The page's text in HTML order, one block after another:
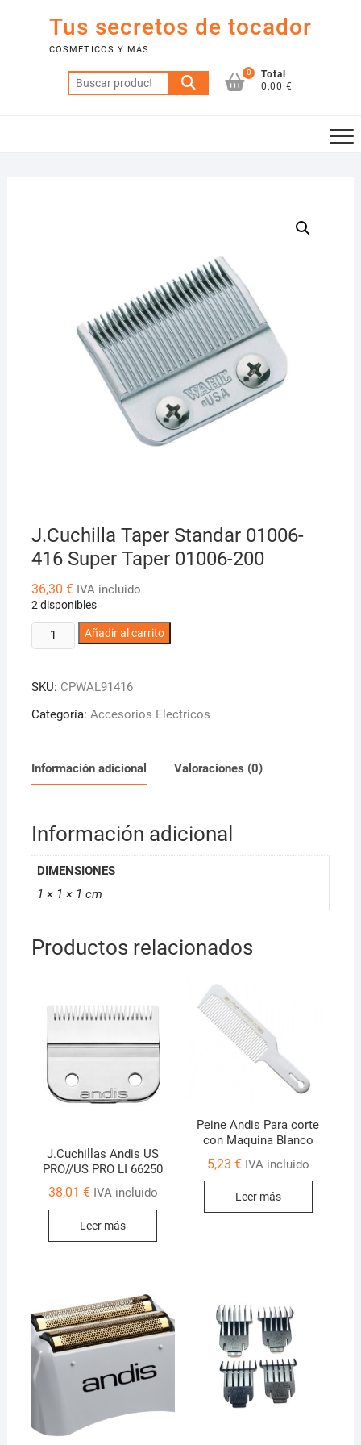
contenido
Tus secretos de tocador
COSMÉTICOS Y MÁS
Buscar
por:
0
Total
0,00 €
J.Cuchilla Taper Standar 01006-
416 Super Taper 01006-200
36,30 € IVA incluido
2 disponibles
J.Cuchilla
Taper
01006-
416
01006-
200
Añadir al carrito
SKU: CPWAL91416
Categoría: Accesorios Electricos
Información adicional Valoraciones (0)
Información adicional
DIMENSIONES
1 × 1 × 1 cm
Productos relacionados
J.Cuchillas Andis US
PRO//US PRO LI 66250
38,01 € IVA incluido
Leer más
Peine Andis Para corte
con Maquina Blanco
5,23 € IVA incluido
Leer más